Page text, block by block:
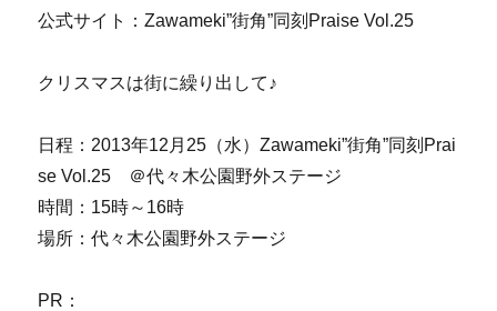
公式サイト：Zawameki”街角”同刻Praise Vol.25
クリスマスは街に繰り出して♪
日程：2013年12月25（水）Zawameki”街角”同刻Prai
se Vol.25 ＠代々木公園野外ステージ
時間：15時～16時
場所：代々木公園野外ステージ
PR：